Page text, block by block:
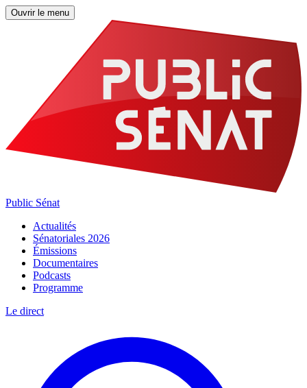
Ouvrir le menu
Public Sénat
Actualités
Sénatoriales 2026
Émissions
Documentaires
Podcasts
Programme
Le direct